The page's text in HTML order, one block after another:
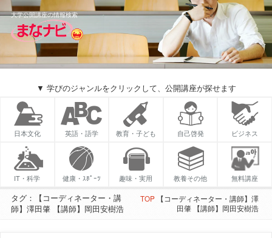
大学公開講座の情報検索
▼ 学びのジャンルをクリックして、公開講座が探せます
日本文化 英語・語学 教育・子ども 自己啓発 ビジネス
IT・科学 健康・ｽﾎﾟｰﾂ 趣味・実用 教養その他 無料講座
タグ：【コーディネーター・講
師】澤田肇 【講師】岡田安樹浩
TOP【コーディネーター・講師】澤
田肇 【講師】岡田安樹浩